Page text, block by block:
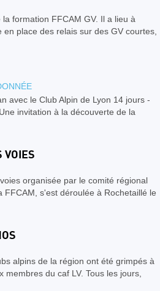
formation FFCAM GV. Il a lieu à
place des relais sur des GV courtes,
avec le Club Alpin de Lyon 14 jours -
invitation à la découverte de la
VOIES
organisée par le comité régional
FFCAM, s'est déroulée à Rochetaillé le
alpins de la région ont été grimpés à
membres du caf LV. Tous les jours,